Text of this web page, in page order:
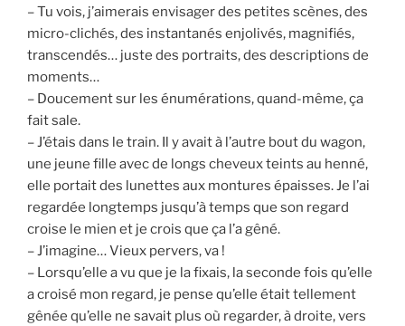
– Tu vois, j’aimerais envisager des petites scènes, des
micro-clichés, des instantanés enjolivés, magnifiés,
transcendés… juste des portraits, des descriptions de
moments…
– Doucement sur les énumérations, quand-même, ça
fait sale.
– J’étais dans le train. Il y avait à l’autre bout du wagon,
une jeune fille avec de longs cheveux teints au henné,
elle portait des lunettes aux montures épaisses. Je l’ai
regardée longtemps jusqu’à temps que son regard
croise le mien et je crois que ça l’a gêné.
– J’imagine… Vieux pervers, va !
– Lorsqu’elle a vu que je la fixais, la seconde fois qu’elle
a croisé mon regard, je pense qu’elle était tellement
gênée qu’elle ne savait plus où regarder, à droite, vers